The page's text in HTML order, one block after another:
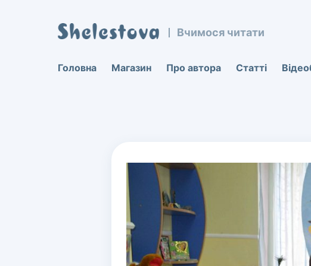
Вчимося читати
Головна Магазин Про автора Статті
Виберіть, який напрямок Вас
Вчимося читати. Шелестова